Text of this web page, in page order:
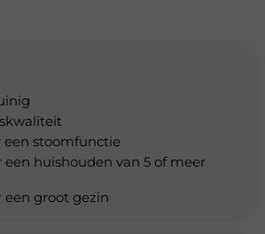
een stoomfunctie
een huishouden van 5 of meer
een groot gezin